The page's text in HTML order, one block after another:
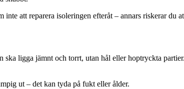
att reparera isoleringen efteråt – annars riskerar du
ligga jämnt och torrt, utan hål eller hoptryckta
ut – det kan tyda på fukt eller ålder.